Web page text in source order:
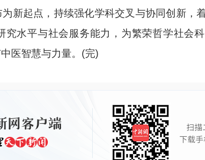
新起点，持续强化学科交叉与协同创新，
究水平与社会服务能力，为繁荣哲学社会
医智慧与力量。(完)